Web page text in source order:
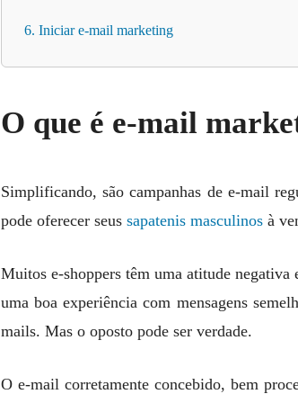
6. Iniciar e-mail marketing
O que é e-mail
Simplificando, são campanhas de e-mail
pode oferecer seus sapatenis masculinos à
Muitos e-shoppers têm uma atitude
uma boa experiência com mensagens
mails. Mas o oposto pode ser verdade.
O e-mail corretamente concebido, bem